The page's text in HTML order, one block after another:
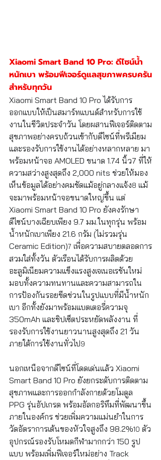
Xiaomi Smart Band 10 Pro: ดีไซน์น้ำ
หนักเบา พร้อมฟีเจอร์ดูแลสุขภาพครบครัน
สำหรับทุกวัน
Xiaomi Smart Band 10 Pro ได้รับการ
ออกแบบให้เป็นสมาร์ทแบนด์สำหรับการใช้
งานในชีวิตประจำวัน โดยผสานฟีเจอร์ติดตาม
สุขภาพอย่างครบถ้วนเข้ากับดีไซน์ที่พรีเมียม
และรองรับการใช้งานได้อย่างหลากหลาย มา
พร้อมหน้าจอ AMOLED ขนาด 1.74 นิ้ว7 ที่ให้
ความสว่างสูงสุดถึง 2,000 nits ช่วยให้มอง
เห็นข้อมูลได้อย่างคมชัดแม้อยู่กลางแจ้ง8 แม้
จะมาพร้อมหน้าจอขนาดใหญ่ขึ้น แต่
Xiaomi Smart Band 10 Pro ยังคงรักษา
ดีไซน์บางเฉียบเพียง 9.7 มม.ในทุกรุ่น พร้อม
น้ำหนักเบาเพียง 21.6 กรัม (ไม่รวมรุ่น
Ceramic Edition)7 เพื่อความสบายตลอดการ
สวมใส่ทั้งวัน ตัวเรือนได้รับการผลิตด้วย
อะลูมิเนียมความแข็งแรงสูงเจเนอเรชันใหม่
มอบทั้งความทนทานและความสามารถใน
การป้องกันรอยขีดข่วนในรูปแบบที่มีน้ำหนัก
เบา อีกทั้งยังมาพร้อมแบตเตอรี่ความจุ
350mAh และชิปเซ็ตประหยัดพลังงาน ที่
รองรับการใช้งานยาวนานสูงสุดถึง 21 วัน
ภายใต้การใช้งานทั่วไป9
นอกเหนือจากดีไซน์ที่โดดเด่นแล้ว Xiaomi
Smart Band 10 Pro ยังยกระดับการติดตาม
สุขภาพและการออกกำลังกายด้วยโมดูล
PPG รุ่นอัปเกรด พร้อมอัลกอริทึมที่พัฒนาขึ้น
ภายในองค์กร ช่วยเพิ่มความแม่นยำในการ
วัดอัตราการเต้นของหัวใจสูงถึง 98.2%10 ตัว
อุปกรณ์รองรับโหมดกีฬามากกว่า 150 รูป
แบบ พร้อมเพิ่มฟีเจอร์ใหม่อย่าง Track